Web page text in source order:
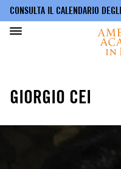
contenuto
principale
CONSULTA IL CALENDARIO
GIORGIO CEI